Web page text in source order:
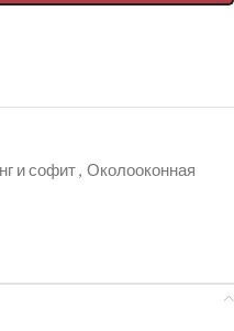
и софит, Околооконная